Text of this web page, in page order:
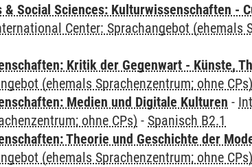
Social Sciences: Kulturwissenschaften -
Center: Sprachangebot (ehemals
Kritik der Gegenwart - Künste,
(ehemals Sprachenzentrum; ohne CPs)
Medien und Digitale Kulturen -
ohne CPs) - Spanisch B2.1
Theorie und Geschichte der
(ehemals Sprachenzentrum; ohne CPs)